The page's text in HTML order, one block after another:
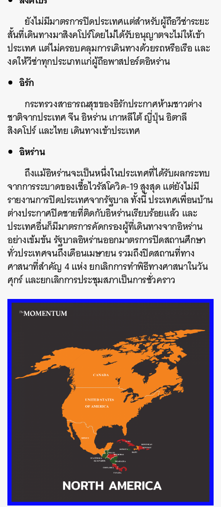
ยังไม่มีมาตรการปิดประเทศแต่สำหรับผู้ถือวีซ่าระยะ
สั้นที่เดินทางมาสิงคโปร์โดยไม่ได้รับอนุญาตจะไม่ให้เข้า
ประเทศ แต่ไม่ครอบคลุมการเดินทางด้วยรถหรือเรือ และ
งดให้วีซ่าทุกประเภทแก่ผู้ถือพาสปอร์ตอิหร่าน
อิรัก
กระทรวงสาธารณสุขของอิรักประกาศห้ามชาวต่าง
ชาติจากประเทศ จีน อิหร่าน เกาหลีใต้ ญี่ปุ่น อิตาลี
สิงคโปร์ และไทย เดินทางเข้าประเทศ
อิหร่าน
ถึงแม้อิหร่านจะเป็นหนึ่งในประเทศที่ได้รับผลกระทบ
จากการระบาดของเชื้อไวรัสโควิด-19 สูงสุด แต่ยังไม่มี
รายงานการปิดประเทศจากรัฐบาล ทั้งนี้ ประเทศเพื่อนบ้าน
ต่างประกาศปิดชายที่ติดกับอิหร่านเรียบร้อยแล้ว และ
ประเทศอื่นก็มีมาตรการคัดกรองผู้ที่เดินทางจากอิหร่าน
อย่างเข้มข้นรัฐบาลอิหร่านออกมาตรการปิดสถานศึกษา
ทั่วประเทศจนถึงเดือนเมษายน รวมถึงปิดสถานที่ทาง
ศาสนาที่สำคัญ 4 แห่ง ยกเลิกการทำพิธีทางศาสนาในวัน
ศุกร์ และยกเลิกการประชุมสภาเป็นการชั่วคราว